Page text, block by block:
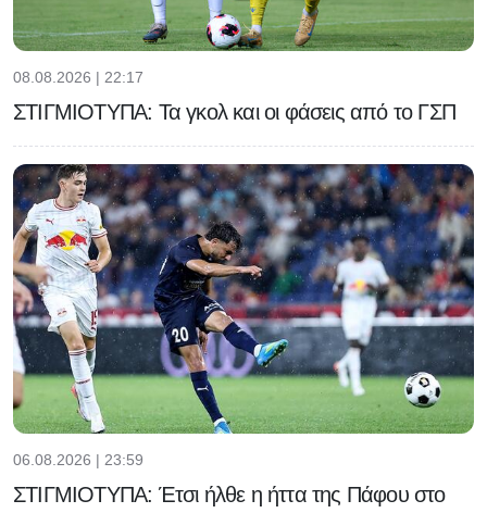
08.08.2026 | 22:17
ΣΤΙΓΜΙΟΤΥΠΑ: Τα γκολ και οι φάσεις από το ΓΣΠ
06.08.2026 | 23:59
ΣΤΙΓΜΙΟΤΥΠΑ: Έτσι ήλθε η ήττα της Πάφου στο